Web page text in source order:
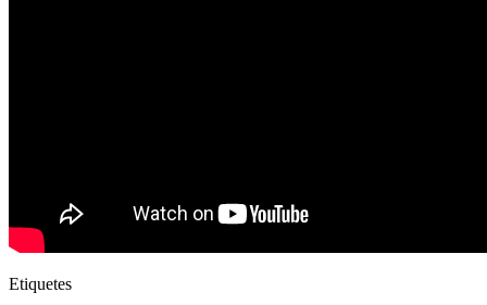
Etiquetes